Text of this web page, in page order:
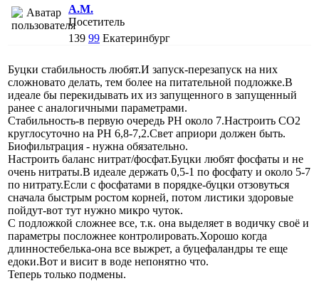
A.M.
Посетитель
139 99 Екатеринбург
Буцки стабильность любят.И запуск-перезапуск на них
сложновато делать, тем более на питательной подложке.В
идеале бы перекидывать их из запущенного в запущенный
ранее с аналогичными параметрами.
Стабильность-в первую очередь PH около 7.Настроить СО2
круглосуточно на РН 6,8-7,2.Свет априори должен быть.
Биофильтрация - нужна обязательно.
Настроить баланс нитрат/фосфат.Буцки любят фосфаты и не
очень нитраты.В идеале держать 0,5-1 по фосфату и около 5-7
по нитрату.Если с фосфатами в порядке-буцки отзовуться
сначала быстрым ростом корней, потом листики здоровые
пойдут-вот тут нужно микро чуток.
С подложкой сложнее все, т.к. она выделяет в водичку своё и
параметры посложнее контролировать.Хорошо когда
длинностебелька-она все выжрет, а буцефаландры те еще
едоки.Вот и висит в воде непонятно что.
Теперь только подмены.